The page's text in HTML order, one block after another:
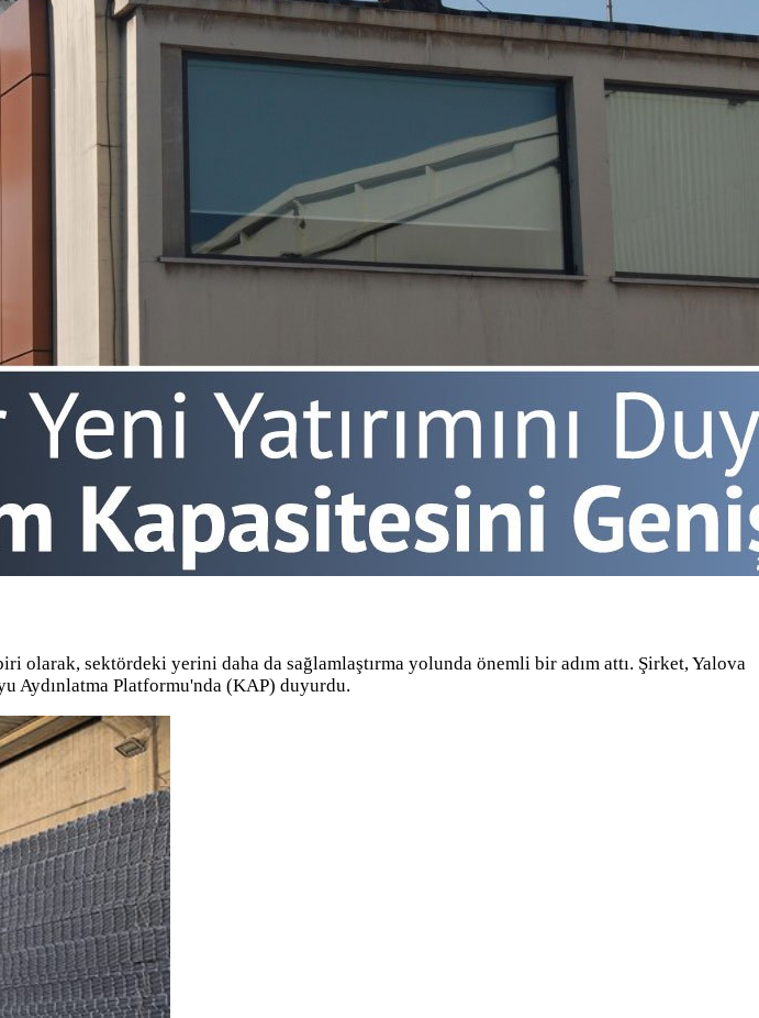
sektördeki yerini daha da sağlamlaştırma yolunda önemli bir adım attı. Şirket, Yalova
Aydınlatma Platformu'nda (KAP) duyurdu.